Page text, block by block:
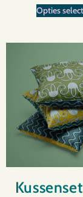
Opties